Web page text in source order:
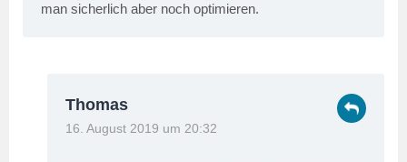
man sicherlich aber noch optimieren.
Thomas
16. August 2019 um 20:32